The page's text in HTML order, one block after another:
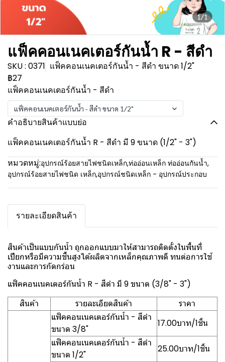
1/1
แฟ็คคอนเนคเตอร์กันน้ำ R - สีดำ
SKU : 0371 แฟ็คคอนเนคเตอร์กันน้ำ - สีดำ ขนาด 1/2"
฿27
แฟ็คคอนเนคเตอร์กันน้ำ - สีดำ
แฟ็คคอนเนคเตอร์กันน้ำ - สีดำ ขนาด 1/2"
คำอธิบายสินค้าแบบย่อ
แฟ็คคอนเนคเตอร์กันน้ำ R - สีดำ มี 9 ขนาด (1/2" - 3")
หมวดหมู่:อุปกรณ์ร้อยสายไฟชนิดเหล็ก,ท่ออ่อนเหล็ก ท่ออ่อนกันน้ำ,
อุปกรณ์ร้อยสายไฟชนิด เหล็ก,อุปกรณ์ชนิดเหล็ก - อุปกรณ์ประกอบ
รายละเอียดสินค้า
สินค้าเป็นแบบกันน้ำ ถูกออกแบบมาให้สามารถติดตั้งในพื้นที่
เปียกหรือมีความชื้นสูงได้ผลิตจากเหล็กคุณภาพดี ทนต่อการใช้
งานและการกัดกร่อน
แฟ็คคอนเนคเตอร์กันน้ำ R - สีดำ มี 9 ขนาด (3/8" - 3")
สินค้า
รายละเอียดสินค้า
ราคา
แฟ็คคอนเนคเตอร์กันน้ำ - สีดำ
ขนาด 3/8"
17.00บาท/1ชิ้น
แฟ็คคอนเนคเตอร์กันน้ำ - สีดำ
ขนาด 1/2"
25.00บาท/1ชิ้น